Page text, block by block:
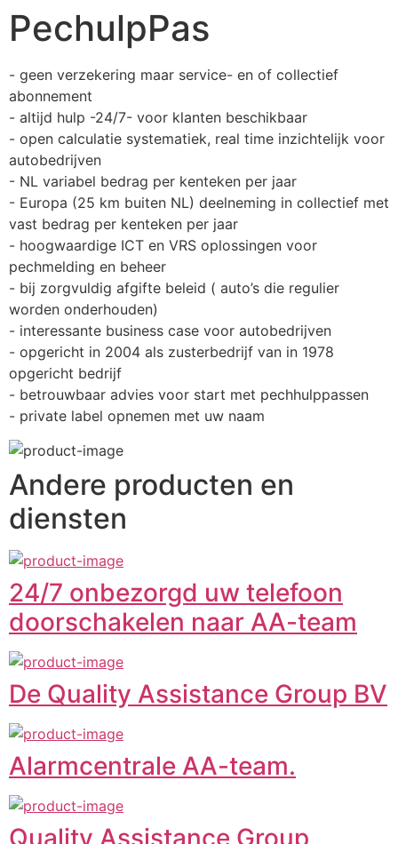
PechulpPas
- geen verzekering maar service- en of collectief
abonnement
- altijd hulp -24/7- voor klanten beschikbaar
- open calculatie systematiek, real time inzichtelijk voor
autobedrijven
- NL variabel bedrag per kenteken per jaar
- Europa (25 km buiten NL) deelneming in collectief met
vast bedrag per kenteken per jaar
- hoogwaardige ICT en VRS oplossingen voor
pechmelding en beheer
- bij zorgvuldig afgifte beleid ( auto’s die regulier
worden onderhouden)
- interessante business case voor autobedrijven
- opgericht in 2004 als zusterbedrijf van in 1978
opgericht bedrijf
- betrouwbaar advies voor start met pechhulppassen
- private label opnemen met uw naam
Andere producten en
diensten
24/7 onbezorgd uw telefoon
doorschakelen naar AA-team
De Quality Assistance Group BV
Alarmcentrale AA-team.
Quality Assistance Group